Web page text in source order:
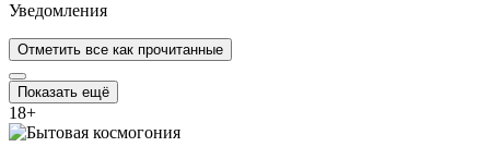
Уведомления
Отметить все как прочитанные
Показать ещё
18+